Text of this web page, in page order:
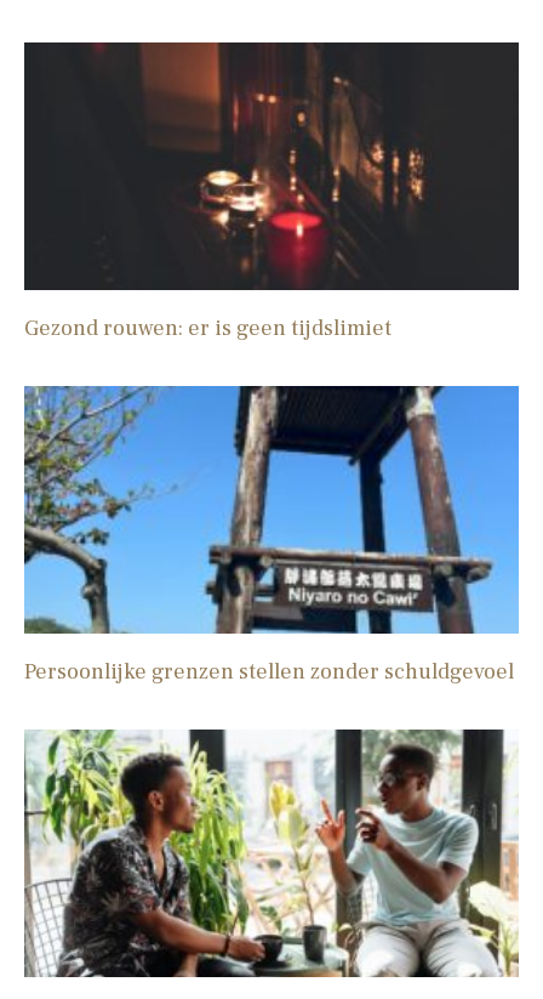
Gezond rouwen: er is geen tijdslimiet
Persoonlijke grenzen stellen zonder schuldgevoel